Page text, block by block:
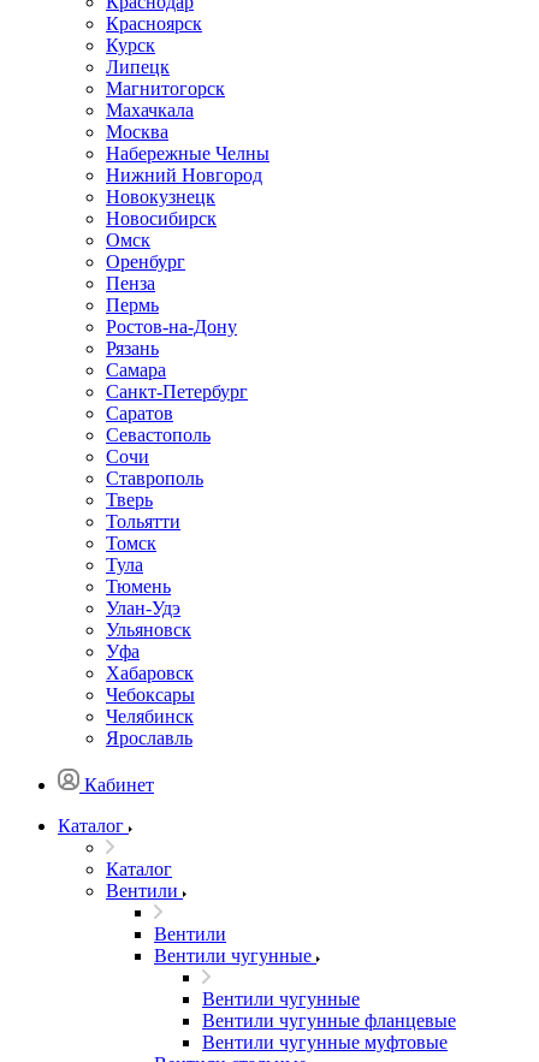
Красноярск
Курск
Липецк
Магнитогорск
Махачкала
Москва
Набережные Челны
Нижний Новгород
Новокузнецк
Новосибирск
Омск
Оренбург
Пенза
Пермь
Ростов-на-Дону
Рязань
Самара
Санкт-Петербург
Саратов
Севастополь
Сочи
Ставрополь
Тверь
Тольятти
Томск
Тула
Тюмень
Улан-Удэ
Ульяновск
Уфа
Хабаровск
Чебоксары
Челябинск
Ярославль
Кабинет
Каталог
Каталог
Вентили
Вентили
Вентили чугунные
Вентили чугунные
Вентили чугунные фланцевые
Вентили чугунные муфтовые